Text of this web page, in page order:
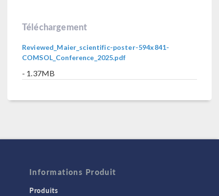
Téléchargement
Reviewed_Maier_scientific-poster-594x841-
COMSOL_Conference_2025.pdf
- 1.37MB
Informations Produit
Produits